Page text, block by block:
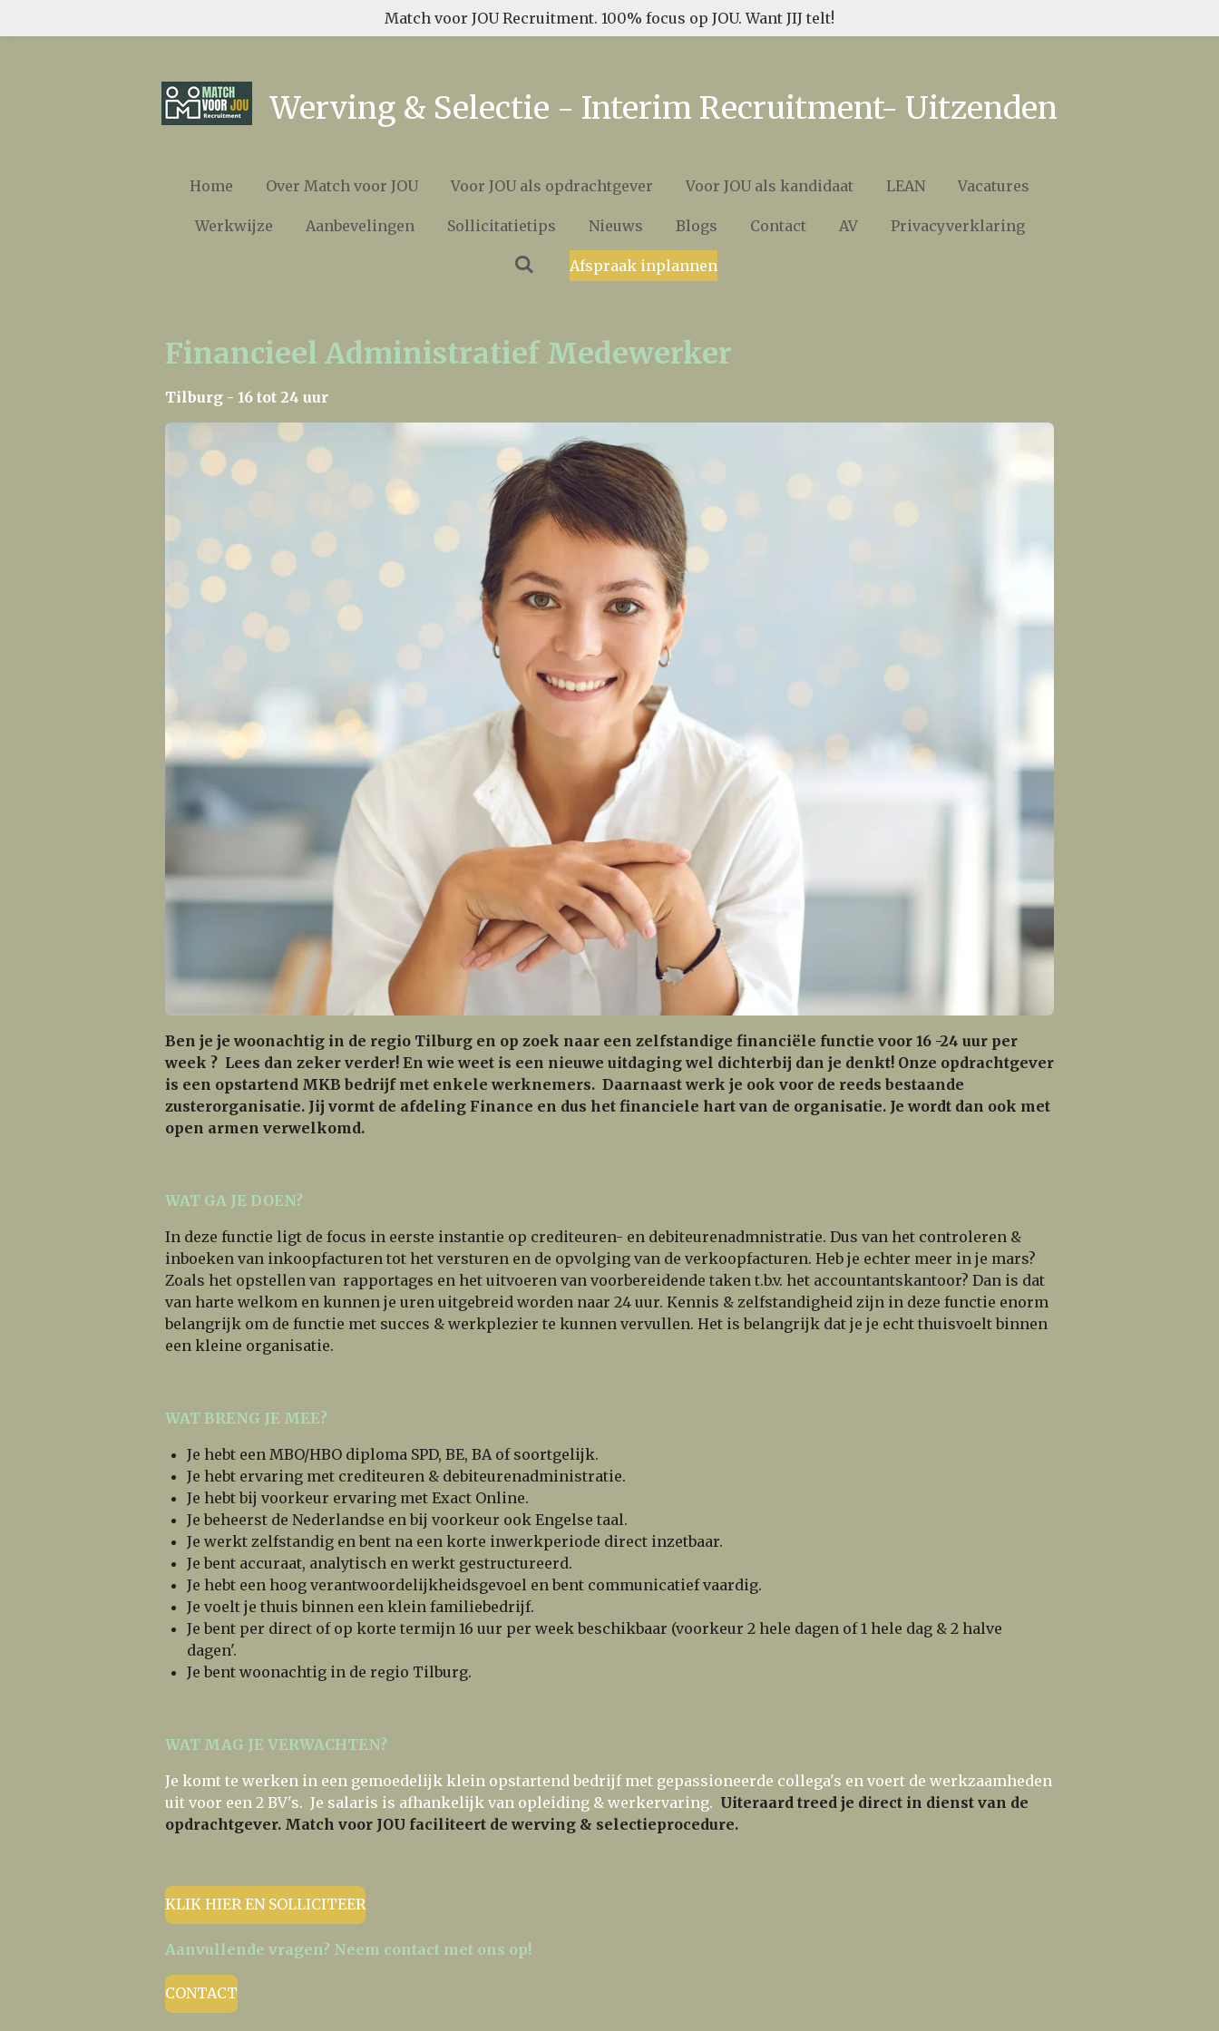
direct
Match voor JOU Recruitment. 100% focus op JOU. Want JIJ telt!
Werving & Selectie - Interim Recruitment- Uitzenden
Home Over Match voor JOU Voor JOU als opdrachtgever Voor JOU als kandidaat LEAN Vacatures
Werkwijze Aanbevelingen Sollicitatietips Nieuws Blogs Contact AV Privacyverklaring
Afspraak inplannen
Financieel Administratief Medewerker
Tilburg - 16 tot 24 uur
Ben je je woonachtig in de regio Tilburg en op zoek naar een zelfstandige financiële functie voor 16 -24 uur per
week ? Lees dan zeker verder! En wie weet is een nieuwe uitdaging wel dichterbij dan je denkt! Onze opdrachtgever
is een opstartend MKB bedrijf met enkele werknemers. Daarnaast werk je ook voor de reeds bestaande
zusterorganisatie. Jij vormt de afdeling Finance en dus het financiele hart van de organisatie. Je wordt dan ook met
open armen verwelkomd.
WAT GA JE DOEN?
In deze functie ligt de focus in eerste instantie op crediteuren- en debiteurenadmnistratie. Dus van het controleren &
inboeken van inkoopfacturen tot het versturen en de opvolging van de verkoopfacturen. Heb je echter meer in je mars?
Zoals het opstellen van rapportages en het uitvoeren van voorbereidende taken t.b.v. het accountantskantoor? Dan is dat
van harte welkom en kunnen je uren uitgebreid worden naar 24 uur. Kennis & zelfstandigheid zijn in deze functie enorm
belangrijk om de functie met succes & werkplezier te kunnen vervullen. Het is belangrijk dat je je echt thuisvoelt binnen
een kleine organisatie.
WAT BRENG JE MEE?
Je hebt een MBO/HBO diploma SPD, BE, BA of soortgelijk.
Je hebt ervaring met crediteuren & debiteurenadministratie.
Je hebt bij voorkeur ervaring met Exact Online.
Je beheerst de Nederlandse en bij voorkeur ook Engelse taal.
Je werkt zelfstandig en bent na een korte inwerkperiode direct inzetbaar.
Je bent accuraat, analytisch en werkt gestructureerd.
Je hebt een hoog verantwoordelijkheidsgevoel en bent communicatief vaardig.
Je voelt je thuis binnen een klein familiebedrijf.
Je bent per direct of op korte termijn 16 uur per week beschikbaar (voorkeur 2 hele dagen of 1 hele dag & 2 halve
dagen'.
Je bent woonachtig in de regio Tilburg.
WAT MAG JE VERWACHTEN?
Je komt te werken in een gemoedelijk klein opstartend bedrijf met gepassioneerde collega's en voert de werkzaamheden
uit voor een 2 BV's. Je salaris is afhankelijk van opleiding & werkervaring. Uiteraard treed je direct in dienst van de
opdrachtgever. Match voor JOU faciliteert de werving & selectieprocedure.
KLIK HIER EN SOLLICITEER
Aanvullende vragen? Neem contact met ons op!
CONTACT